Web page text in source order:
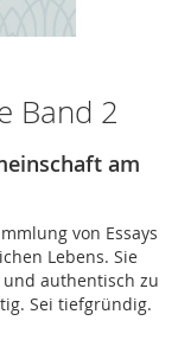
Band 2
am
von Essays
Lebens. Sie
authentisch zu
Sei tiefgründig.